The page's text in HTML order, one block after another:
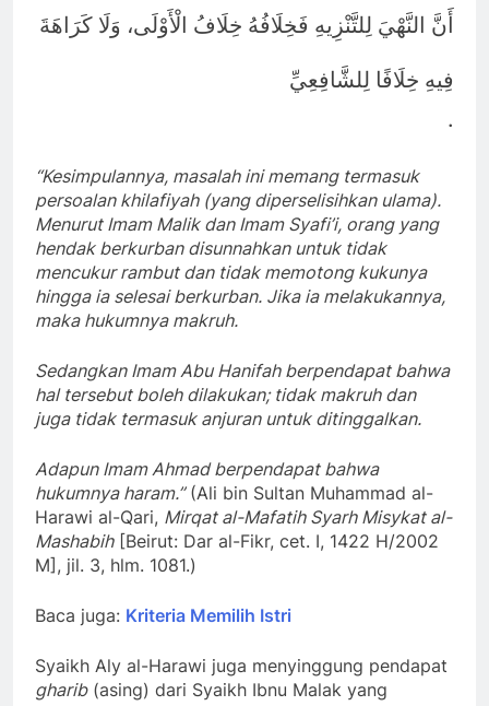
أَنَّ النَّهْيَ لِلتَّنْزِيهِ فَخِلَافُهُ خِلَافُ الْأَوْلَى، وَلَا كَرَاهَةَ
فِيهِ خِلَافًا لِلشَّافِعِيِّ
.
“Kesimpulannya, masalah ini memang termasuk
persoalan khilafiyah (yang diperselisihkan ulama).
Menurut Imam Malik dan Imam Syafi’i, orang yang
hendak berkurban disunnahkan untuk tidak
mencukur rambut dan tidak memotong kukunya
hingga ia selesai berkurban. Jika ia melakukannya,
maka hukumnya makruh.
Sedangkan Imam Abu Hanifah berpendapat bahwa
hal tersebut boleh dilakukan; tidak makruh dan
juga tidak termasuk anjuran untuk ditinggalkan.
Adapun Imam Ahmad berpendapat bahwa
hukumnya haram.”(Ali bin Sultan Muhammad al-
Harawi al-Qari, Mirqat al-Mafatih Syarh Misykat al-
Mashabih[Beirut: Dar al-Fikr, cet. I, 1422 H/2002
M], jil. 3, hlm. 1081.)
Baca juga: Kriteria Memilih Istri
Syaikh Aly al-Harawi juga menyinggung pendapat
gharib(asing) dari Syaikh Ibnu Malak yang